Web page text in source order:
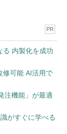
ペルチェックと同
問題を見つけたら
べきです」と開
ど、この段階で
倍に膨らむで
PR
る 内製化を成功
修可能 AI活用で
注機能」が最適
がすぐに学べる